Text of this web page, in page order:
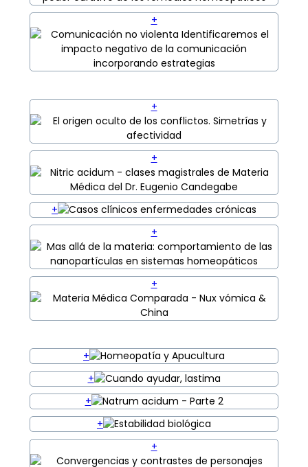
+
+
+
+
+
+
+
+
+
+
+